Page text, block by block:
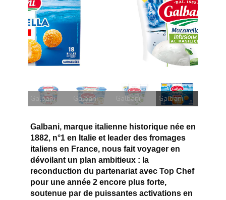
Galbani
Galbani
Galbani
Galbani
Galbani
Galbani, marque italienne historique née en
1882, n°1 en Italie et leader des fromages
italiens en France, nous fait voyager en
dévoilant un plan ambitieux : la
reconduction du partenariat avec Top Chef
pour une année 2 encore plus forte,
soutenue par de puissantes activations en